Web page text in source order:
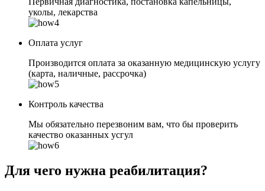
уколы, лекарства
Оплата услуг
Производится оплата за оказанную медицинскую услугу
(карта, наличные, рассрочка)
Контроль качества
Мы обязательно перезвоним вам, что бы проверить
качество оказанных усгул
Для чего нужна реабилитация?